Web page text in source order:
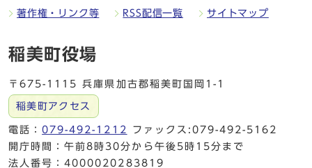
著作権・リンク等 RSS配信一覧 サイトマップ
稲美町役場
〒675-1115 兵庫県加古郡稲美町国岡1-1
稲美町アクセス
電話：079-492-1212
ファックス:079-492-5162
開庁時間：午前8時30分から午後5時15分まで
法人番号：4000020283819